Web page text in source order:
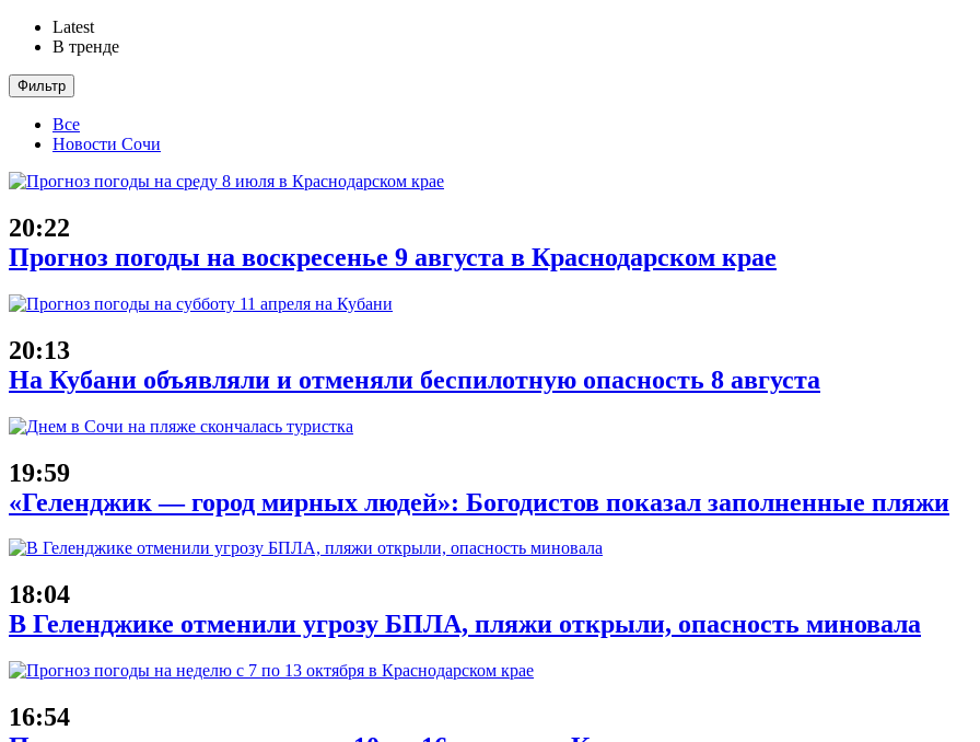
Latest
В тренде
Фильтр
Все
Новости Сочи
20:22
Прогноз погоды на воскресенье 9 августа в Краснодарском крае
20:13
На Кубани объявляли и отменяли беспилотную опасность 8 августа
19:59
«Геленджик — город мирных людей»: Богодистов показал заполненные пляжи
18:04
В Геленджике отменили угрозу БПЛА, пляжи открыли, опасность миновала
16:54